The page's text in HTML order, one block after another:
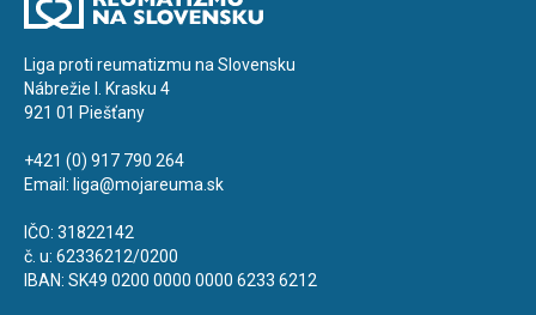
Liga proti reumatizmu na Slovensku
Nábrežie I. Krasku 4
921 01 Piešťany
+421 (0) 917 790 264
Email: liga@mojareuma.sk
IČO: 31822142
č. u: 62336212/0200
IBAN: SK49 0200 0000 0000 6233 6212